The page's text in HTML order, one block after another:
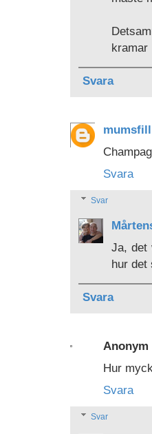
kramar
Svara
Svara
Svar
Ja, det
hur det
Svara
Anonym
Hur
Svara
Svar